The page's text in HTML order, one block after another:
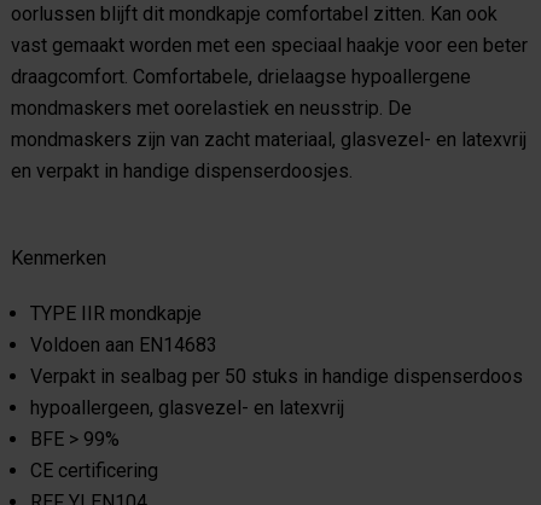
oorlussen blijft dit mondkapje comfortabel zitten. Kan ook
vast gemaakt worden met een speciaal haakje voor een beter
draagcomfort. Comfortabele, drielaagse hypoallergene
mondmaskers met oorelastiek en neusstrip. De
mondmaskers zijn van zacht materiaal, glasvezel- en latexvrij
en verpakt in handige dispenserdoosjes.
Kenmerken
TYPE IIR mondkapje
Voldoen aan EN14683
Verpakt in sealbag per 50 stuks in handige dispenserdoos
hypoallergeen, glasvezel- en latexvrij
BFE > 99%
CE certificering